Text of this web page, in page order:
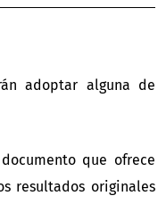
adoptar alguna de
que ofrece
resultados originales